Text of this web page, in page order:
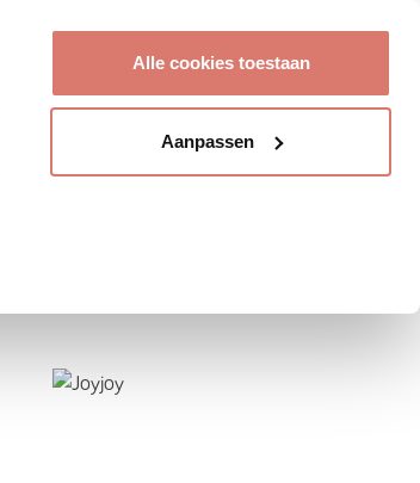
Alle cookies toestaan
Aanpassen